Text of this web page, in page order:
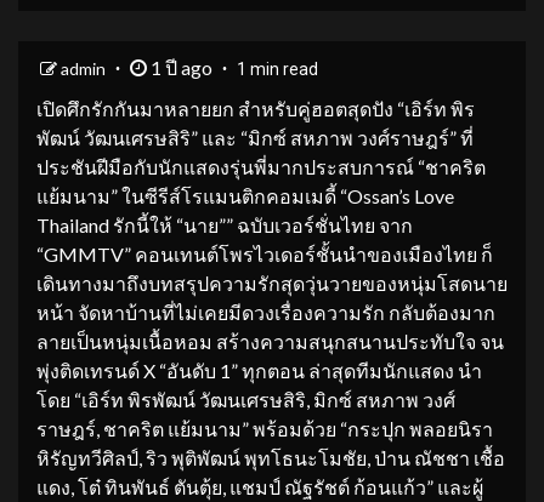
admin 1 ปี ago 1 min read
เปิดศึกรักกันมาหลายยก สำหรับคู่ฮอตสุดปัง “เอิร์ท พิร
พัฒน์ วัฒนเศรษสิริ” และ “มิกซ์ สหภาพ วงศ์ราษฎร์” ที่
ประชันฝีมือกับนักแสดงรุ่นพี่มากประสบการณ์ “ชาคริต
แย้มนาม” ในซีรีส์โรแมนติกคอมเมดี้ “Ossan’s Love
Thailand รักนี้ให้ “นาย”” ฉบับเวอร์ชั่นไทย จาก
“GMMTV” คอนเทนต์โพรไวเดอร์ชั้นนำของเมืองไทย ก็
เดินทางมาถึงบทสรุปความรักสุดวุ่นวายของหนุ่มโสดนาย
หน้า จัดหาบ้านที่ไม่เคยมีดวงเรื่องความรัก กลับต้องมาก
ลายเป็นหนุ่มเนื้อหอม สร้างความสนุกสนานประทับใจ จน
พุ่งติดเทรนด์ X “อันดับ 1” ทุกตอน ล่าสุดทีมนักแสดง นำ
โดย “เอิร์ท พิรพัฒน์ วัฒนเศรษสิริ, มิกซ์ สหภาพ วงศ์
ราษฎร์, ชาคริต แย้มนาม” พร้อมด้วย “กระปุก พลอยนิรา
หิรัญทวีศิลป์, ริว พุติพัฒน์ พุทโธนะโมชัย, ป่าน ณัชชา เชื้อ
แดง, โต๋ ทินพันธ์ ตันตุ้ย, แชมป์ ณัฐรัชต์ ก้อนแก้ว” และผู้